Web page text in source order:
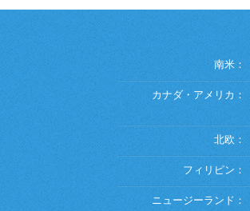
南米：
カナダ・アメリカ：
北欧：
フィリピン：
ニュージーランド：